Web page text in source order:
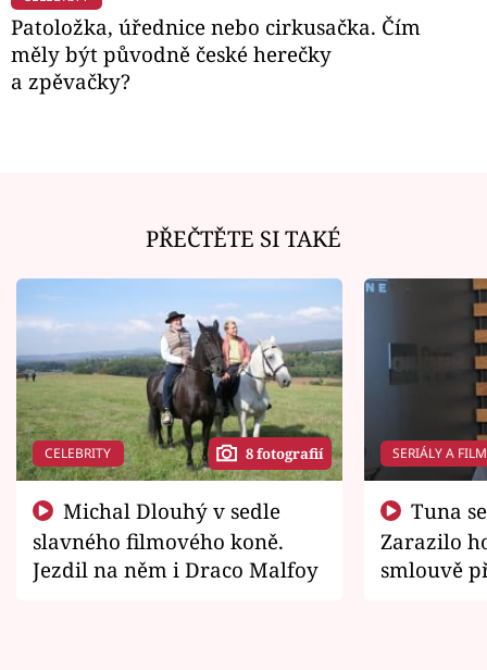
Patoložka, úřednice nebo cirkusačka. Čím
měly být původně české herečky
a zpěvačky?
PŘEČTĚTE SI TAKÉ
CELEBRITY 8 fotografií
slavného filmového koně.
Jezdil na něm i Draco Malfoy
SERIÁLY A
Zarazilo
smlouvě